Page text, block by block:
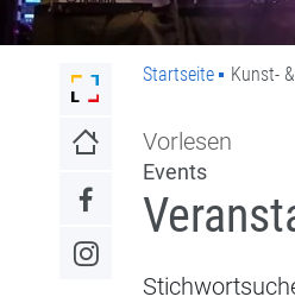
Link zur Startseite der
Link zur Startseite
Link zum Facebook-
Link zum Instagram-
Startseite Kunst-
Vorlesen
Events